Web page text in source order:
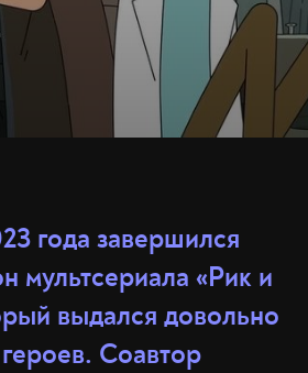
года завершился
мультсериала «Рик и
выдался довольно
Соавтор